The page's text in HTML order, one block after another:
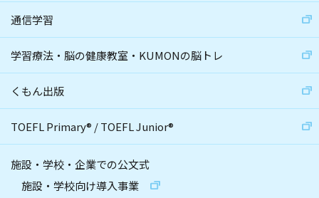
通信学習
学習療法・脳の健康教室・KUMONの脳トレ
くもん出版
TOEFL Primary® /TOEFL Junior®
施設・学校・企業での公文式
施設・学校向け導入事業